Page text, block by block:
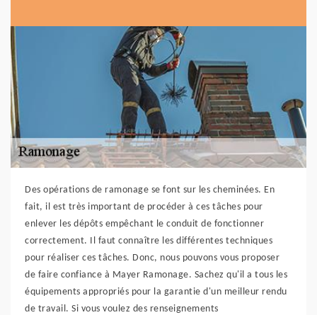
Des opérations de ramonage se font sur les cheminées. En
fait, il est très important de procéder à ces tâches pour
enlever les dépôts empêchant le conduit de fonctionner
correctement. Il faut connaître les différentes techniques
pour réaliser ces tâches. Donc, nous pouvons vous proposer
de faire confiance à Mayer Ramonage. Sachez qu'il a tous les
équipements appropriés pour la garantie d'un meilleur rendu
de travail. Si vous voulez des renseignements